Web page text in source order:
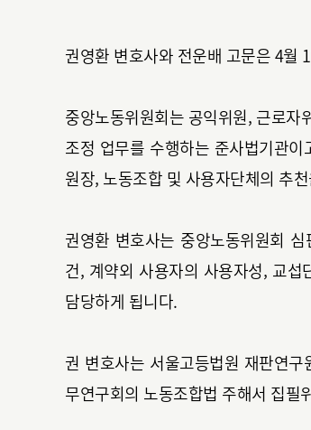
권영환 변호사와 전운배 고문은 4월
중앙노동위원회는 공익위원, 근로자
조정 업무를 수행하는 준사법기관
원장, 노동조합 및 사용자단체의 추
권영환 변호사는 중앙노동위원회
건, 계약외 사용자의 사용자성, 교
담당하게 됩니다.
권 변호사는 서울고등법원 재판연
무연구회의 노동조합법 주해서 집필